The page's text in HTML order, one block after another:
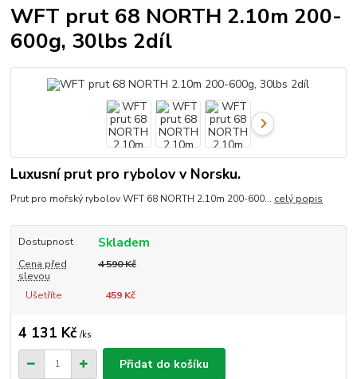
WFT prut 68 NORTH 2.10m 200-
600g, 30lbs 2díl
Luxusní prut pro rybolov v Norsku.
Prut pro mořský rybolov WFT 68 NORTH 2.10m 200-600... celý popis
Dostupnost Skladem
Cena před
slevou
4 590 Kč
Ušetříte 459 Kč
4 131 Kč /ks
Přidat do košíku